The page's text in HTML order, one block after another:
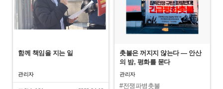
함께 책임을 지는 일
관리자
촛불은 꺼지지 않는다 — 안산
의 밤, 평화를 묻다
관리자
#전쟁파병촛불